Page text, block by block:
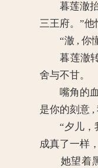
暮莲澈抬
三王府。”他
“澈 , 你懂
暮莲澈转
舍与不甘。
嘴角的血
是你的刻意 ,
“夕儿，我
成真了一样
她望着黑